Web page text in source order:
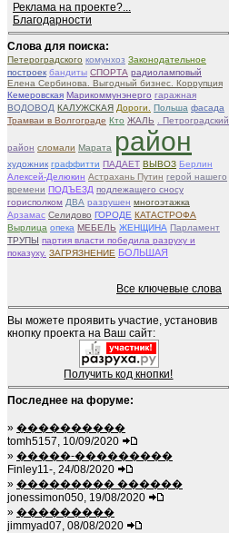
Реклама на проекте?...
Благодарности
Слова для поиска:
Петероградского комунхоз Законодательное
построек бандиты СПОРТА радиоламповый
Елена Сербинова. Выгодный бизнес. Коррупция
Кемеровская Марикоммунэнерго гаражная
ВОДОВОД КАЛУЖСКАЯ Дороги. Польша фасада
Трамваи в Волгограде Кто ЖАЛЬ . Петроградский
район сломали Марата район
художник граффитти ПАДАЕТ ВЫВОЗ Берлин
Алексей-Делюкин Астрахань Путин герой нашего
времени ПОДЪЕЗД подлежащего сносу
горисполком ДВА разрушен многоэтажка
Арзамас Селидово ГОРОДЕ КАТАСТРОФА
Вырлица опека МЕБЕЛЬ ЖЕНЩИНА Парламент
ТРУПЫ партия власти победила разруху и
показуху. ЗАГРЯЗНЕНИЕ БОЛЬШАЯ
Все ключевые слова
Вы можете проявить участие, установив
кнопку проекта на Ваш сайт:
Получить код кнопки!
Последнее на форуме:
» ����������
tomh5157, 10/09/2020
» �����-���������
Finley11-, 24/08/2020
» ��������� ������
jonessimon050, 19/08/2020
» ���������
jimmyad07, 08/08/2020